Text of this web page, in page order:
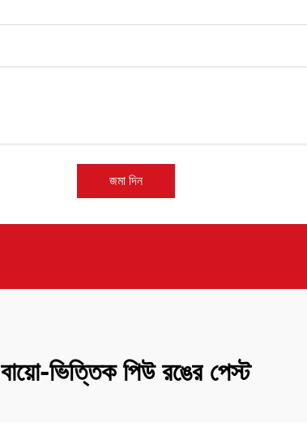
জমা দিন
বায়ো-ভিত্তিক পিউ রঙের পেস্ট